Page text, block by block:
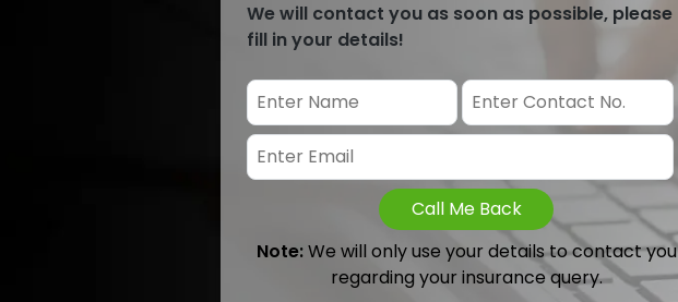
We will contact you as soon as possible, please
fill in your details!
Call Me Back
Note:We will only use your details to contact you
regarding your insurance query.